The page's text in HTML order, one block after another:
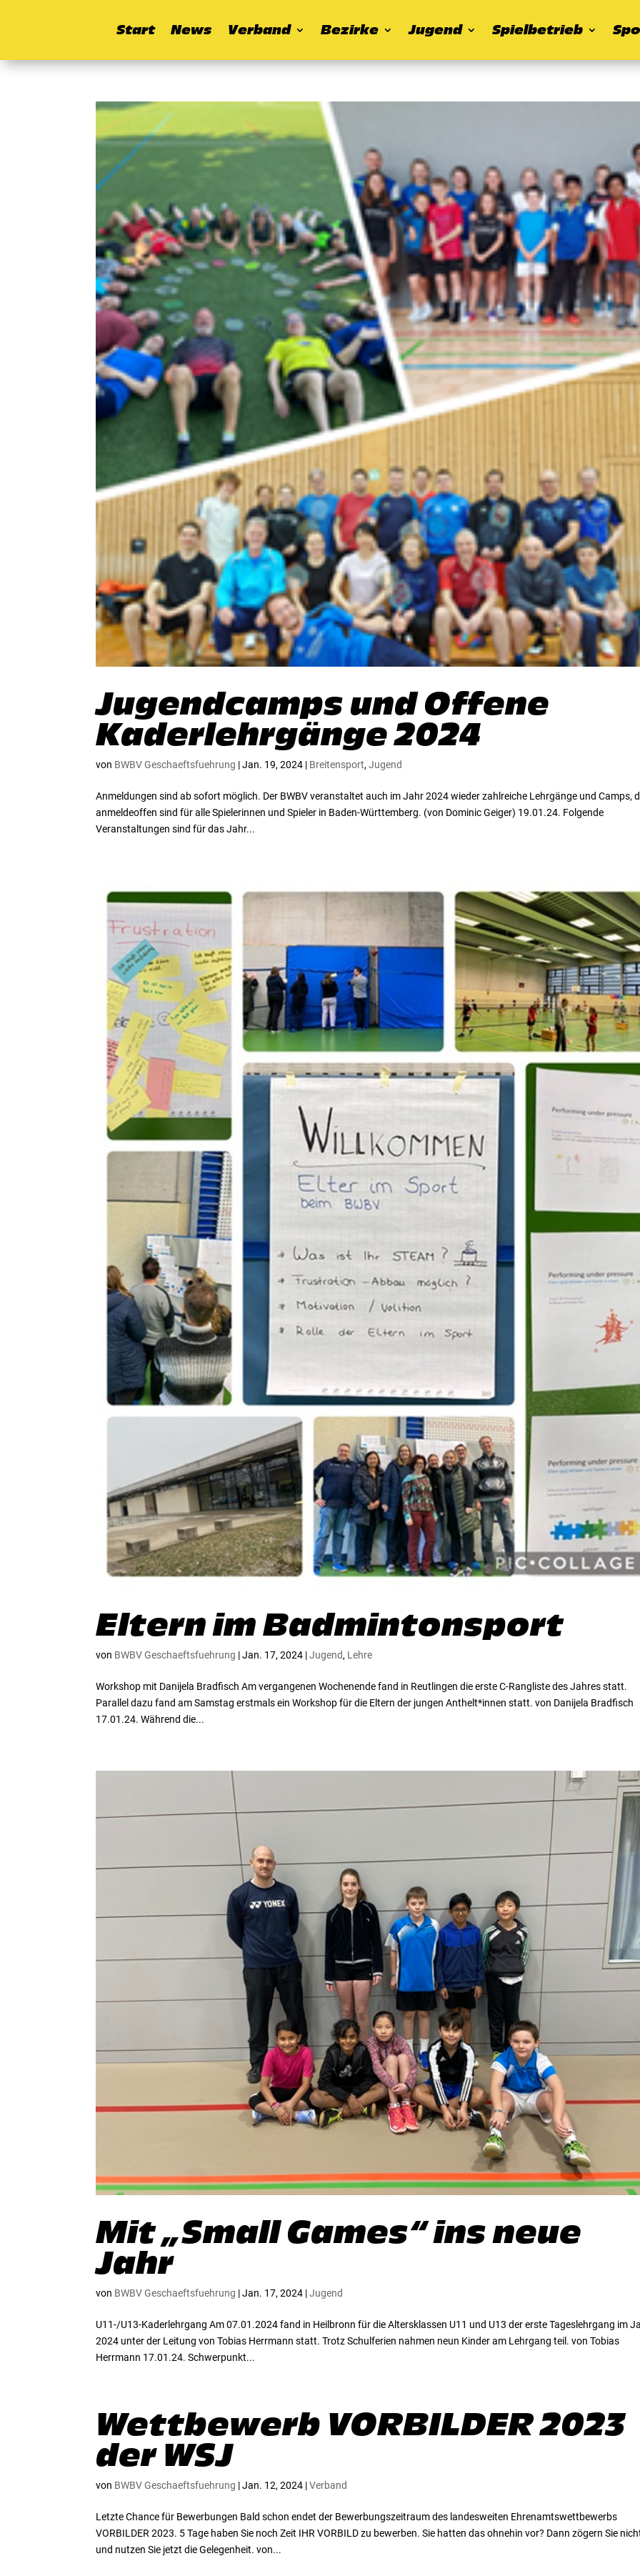
Start News Verband Bezirke Jugend Spielbetrieb
Jugendcamps und Offene
Kaderlehrgänge 2024
von BWBV Geschaeftsfuehrung |Jan. 19, 2024 | Breitensport,Jugend
Anmeldungen sind ab sofort möglich. Der BWBV veranstaltet auch im Jahr 2024 wieder zahlreiche Lehrgänge und Camps,
anmeldeoffen sind für alle Spielerinnen und Spieler in Baden-Württemberg. (von Dominic Geiger) 19.01.24. Folgende
Veranstaltungen sind für das Jahr...
Eltern im Badmintonsport
von BWBV Geschaeftsfuehrung |Jan. 17, 2024 |Jugend, Lehre
Workshop mit Danijela Bradfisch Am vergangenen Wochenende fand in Reutlingen die erste C-Rangliste des Jahres statt.
Parallel dazu fand am Samstag erstmals ein Workshop für die Eltern der jungen Anthelt*innen statt. von Danijela Bradfisch
17.01.24. Während die...
Mit „Small Games“ ins neue
Jahr
von BWBV Geschaeftsfuehrung |Jan. 17, 2024 |Jugend
U11-/U13-Kaderlehrgang Am 07.01.2024 fand in Heilbronn für die Altersklassen U11 und U13 der erste Tageslehrgang im
2024 unter der Leitung von Tobias Herrmann statt. Trotz Schulferien nahmen neun Kinder am Lehrgang teil. von Tobias
Herrmann 17.01.24. Schwerpunkt...
Wettbewerb VORBILDER 2023
der WSJ
von BWBV Geschaeftsfuehrung |Jan. 12, 2024 |Verband
Letzte Chance für Bewerbungen Bald schon endet der Bewerbungszeitraum des landesweiten Ehrenamtswettbewerbs
VORBILDER 2023. 5 Tage haben Sie noch Zeit IHR VORBILD zu bewerben. Sie hatten das ohnehin vor? Dann zögern Sie
und nutzen Sie jetzt die Gelegenheit. von...